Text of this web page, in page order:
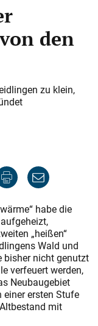
den
zu klein,
habe die
„heißen“
Wald und
bisher nicht genutzt
verfeuert werden,
Neubaugebiet
ersten Stufe
mit